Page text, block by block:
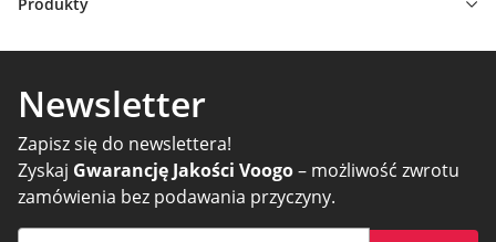
Newsletter
Zapisz się do newslettera!
Zyskaj Gwarancję Jakości Voogo– możliwość zwrotu
zamówienia bez podawania przyczyny.